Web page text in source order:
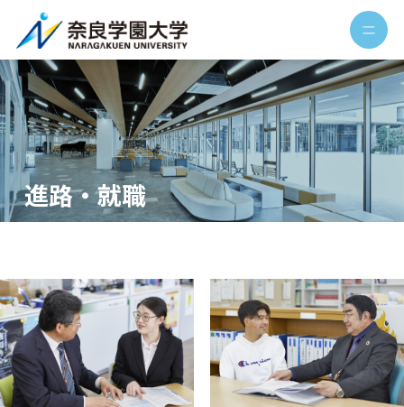
進路・就職